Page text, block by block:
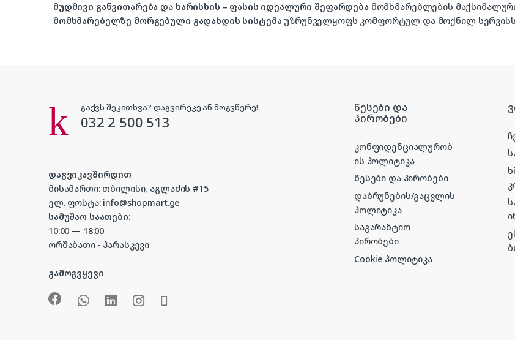
მუდმივი განვითარება და ხარისხის – ფასის იდეალური შეფარდებამომხმარებლების
მომხმარებელზე მორგებული გადახდის სისტემაუზრუნველყოფს კომფორტულ და მოქნილ
გაქვს შეკითხვა? დაგვირეკე ან მოგვწერე!
032 2 500 513
დაგვიკავშირდით
მისამართი: თბილისი, აგლაძის #15
ელ. ფოსტა: info@shopmart.ge
სამუშაო საათები:
10:00 — 18:00
ორშაბათი - პარასკევი
გამოგვყევი
წესები და
პირობები
კონფიდენციალურობ
ის პოლიტიკა
წესები და პირობები
დაბრუნების/გაცვლის
პოლიტიკა
საგარანტიო
პირობები
Cookie პოლიტიკა